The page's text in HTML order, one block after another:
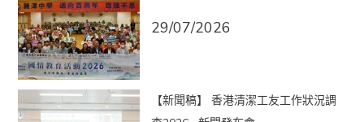
29/07/2026
【新聞稿】 香港清潔工友工作狀況調